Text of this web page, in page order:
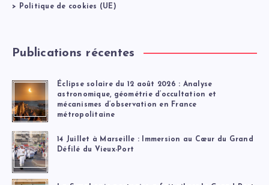
>
Politique de cookies (UE)
Publications récentes
Éclipse solaire du 12 août 2026 : Analyse
astronomique, géométrie d’occultation et
mécanismes d’observation en France
métropolitaine
14 Juillet à Marseille : Immersion au Cœur du Grand
Défilé du Vieux-Port